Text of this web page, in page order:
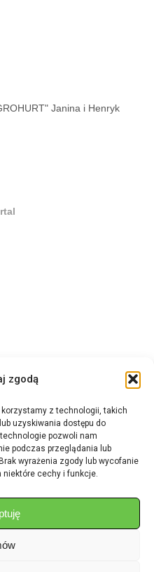
zgodą
z technologii, takich
uzyskiwania dostępu do
pozwoli nam
podczas przeglądania lub
wyrażenia zgody lub wycofanie
niektóre cechy i funkcje.
Janina i Henryk